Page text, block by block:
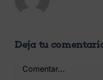
Deja tu
Comentar